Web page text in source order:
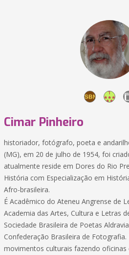
Cimar Pinheiro
historiador, fotógrafo, poeta e
(MG), em 20 de julho de 1954, foi
atualmente reside em Dores do Rio
História com Especialização em
Afro-brasileira.
É Acadêmico do Ateneu Angrense de
Academia das Artes, Cultura e Letras
Sociedade Brasileira de Poetas
Confederação Brasileira de Fotografia.
movimentos culturais fazendo